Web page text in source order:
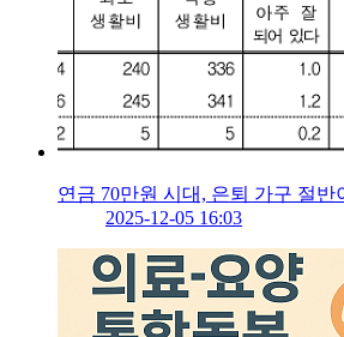
연금 70만원 시대, 은퇴 가구 절반
2025-12-05 16:03